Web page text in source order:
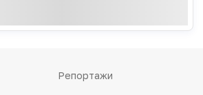
Репортажи